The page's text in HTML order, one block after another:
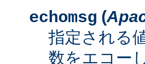
echomsg (
指定される
数をエコー